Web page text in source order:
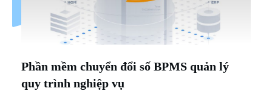
Phần mềm chuyển đổi số BPMS quản lý
quy trình nghiệp vụ